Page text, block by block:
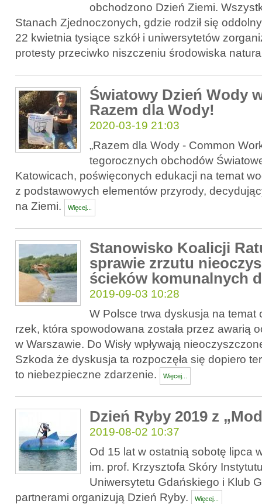
obchodzono Dzień Ziemi.
Stanach Zjednoczonych, gdzie rodził się
22 kwietnia tysiące szkół i uniwersytetów
protesty przeciwko niszczeniu środowiska
Światowy Dzień Wody
Razem dla Wody!
2020-03-19 21:03
„Razem dla Wody - Common
tegorocznych obchodów
Katowicach, poświęconych edukacji na temat
z podstawowych elementów przyrody,
na Ziemi.
Więcej...
Stanowisko Koalicji
sprawie zrzutu
ścieków komunalnych
2019-09-03 10:28
W Polsce trwa dyskusja na temat
rzek, która spowodowana została przez awarią
w Warszawie. Do Wisły wpływają
Szkoda że dyskusja ta rozpoczęła się dopiero
to niebezpieczne zdarzenie.
Więcej...
Dzień Ryby 2019 z
2019-08-02 10:37
Od 15 lat w ostatnią sobotę lipca
im. prof. Krzysztofa Skóry
Uniwersytetu Gdańskiego i Klub
partnerami organizują Dzień Ryby.
Więcej...